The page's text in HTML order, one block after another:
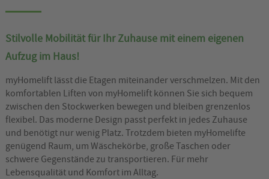
Stilvolle Mobilität für Ihr Zuhause mit einem eigenen
Aufzug im Haus!
myHomelift lässt die Etagen miteinander verschmelzen. Mit den
komfortablen Liften von myHomelift können Sie sich bequem
zwischen den Stockwerken bewegen und bleiben grenzenlos
flexibel. Das moderne Design passt perfekt in jedes Zuhause
und benötigt nur wenig Platz. Trotzdem bieten myHomelifte
genügend Raum, um Wäschekörbe, große Taschen oder
schwere Gegenstände zu transportieren. Für mehr
Lebensqualität und Komfort im Alltag.